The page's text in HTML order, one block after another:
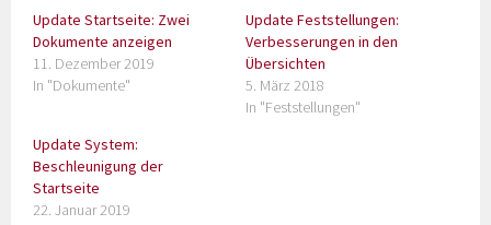
Update Startseite: Zwei
Dokumente anzeigen
11. Dezember 2019
In "Dokumente"
Update Feststellungen:
Verbesserungen in den
Übersichten
5. März 2018
In "Feststellungen"
Update System:
Beschleunigung der
Startseite
22. Januar 2019